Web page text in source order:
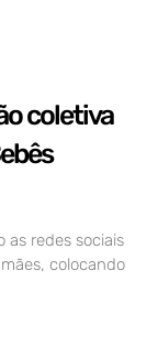
coletiva
as redes sociais
colocando